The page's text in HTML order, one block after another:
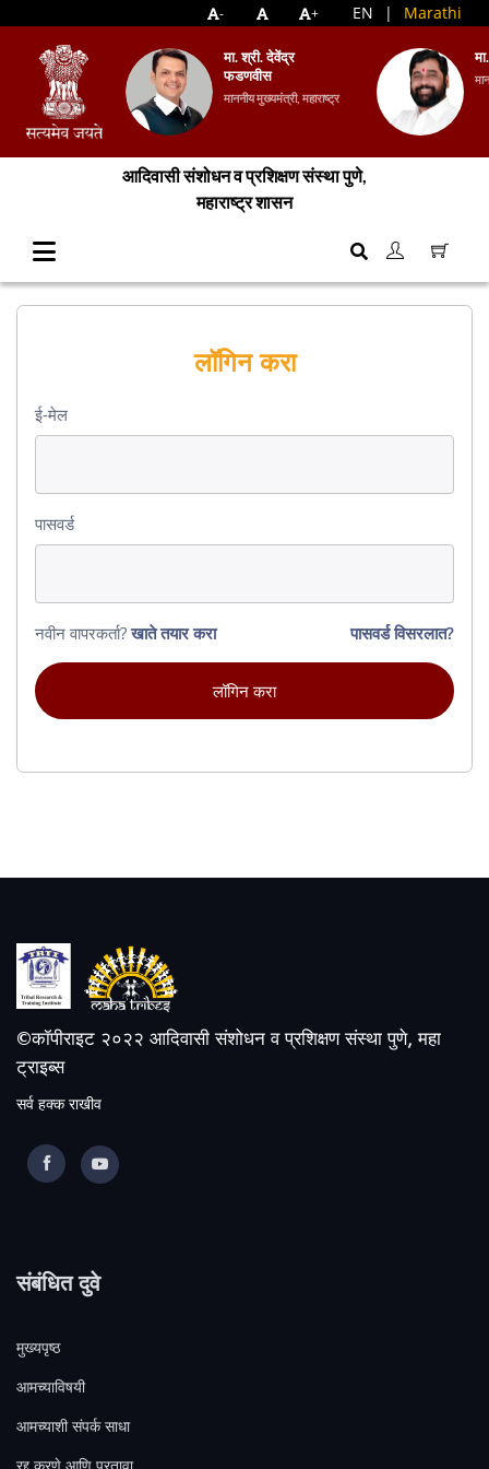
- + EN | Marathi
मा. श्री. देवेंद्र
फडणवीस
माननीय मुख्यमंत्री, महाराष्ट्र
आदिवासी संशोधन व प्रशिक्षण संस्था पुणे,
महाराष्ट्र शासन
लॉगिन करा
ई-मेल
पासवर्ड
नवीन वापरकर्ता?खाते तयार करा पासवर्ड विसरलात?
लॉगिन करा
©कॉपीराइट २०२२ आदिवासी संशोधन व प्रशिक्षण संस्था पुणे, महा
ट्राइब्स
सर्व हक्क राखीव
संबंधित दुवे
मुख्यपृष्ठ
आमच्याविषयी
आमच्याशी संपर्क साधा
रद्द करणे आणि परतावा